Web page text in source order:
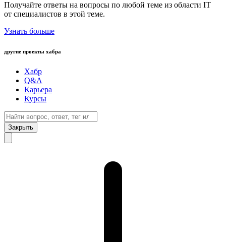
Получайте ответы на вопросы по любой теме из области IT
от специалистов в этой теме.
Узнать больше
другие проекты хабра
Хабр
Q&A
Карьера
Курсы
Закрыть